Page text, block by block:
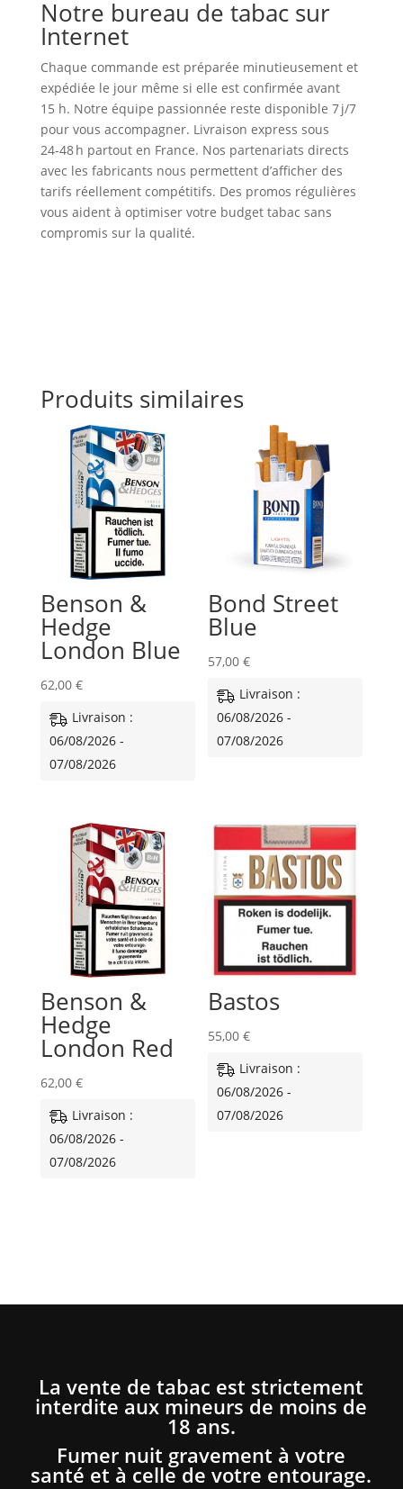
Notre bureau de tabac sur
Internet
Chaque commande est préparée minutieusement et
expédiée le jour même si elle est confirmée avant
15 h. Notre équipe passionnée reste disponible 7 j/7
pour vous accompagner. Livraison express sous
24‑48 h partout en France. Nos partenariats directs
avec les fabricants nous permettent d’afficher des
tarifs réellement compétitifs. Des promos régulières
vous aident à optimiser votre budget tabac sans
compromis sur la qualité.
Produits similaires
Benson &
Hedge
London Blue
62,00 €
Livraison :
06/08/2026 -
07/08/2026
Bond Street
Blue
57,00€
Livraison :
06/08/2026 -
07/08/2026
Benson &
Hedge
London Red
62,00 €
Livraison :
06/08/2026 -
07/08/2026
Bastos
55,00€
Livraison :
06/08/2026 -
07/08/2026
La vente de tabac est strictement
interdite aux mineurs de moins de
18 ans.
Fumer nuit gravement à votre
santé et à celle de votre entourage.